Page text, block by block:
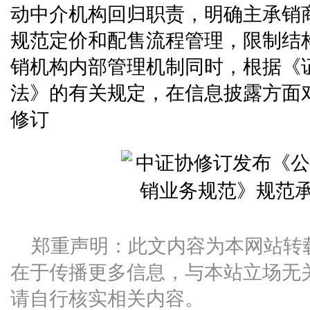
动中介机构回归职责，明确主承销
规范定价和配售流程管理，限制结
销机构内部管理机制同时，根据《
法》的有关规定，在信息披露方面
修订
郑重声明：此文内容为本网站
在于传播更多信息，与本站立场无
请自行核实相关内容。